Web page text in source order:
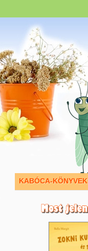
KABÓCA-KÖNYVEK